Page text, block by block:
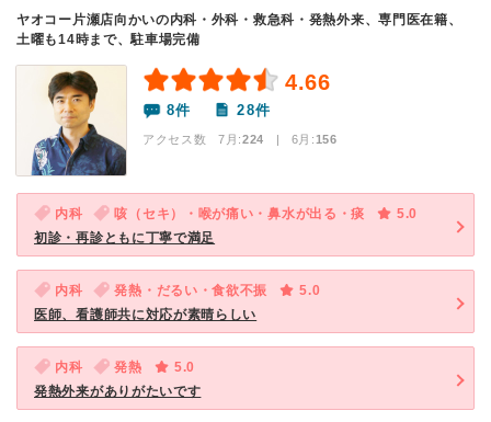
ヤオコー片瀬店向かいの内科・外科・救急科・発熱外来、専門医在籍、
土曜も14時まで、駐車場完備
4.66
8件 28件
アクセス数 7月:224 | 6月:156
内科 咳（セキ）・喉が痛い・鼻水が出る・痰
5.0
初診・再診ともに丁寧で満足
内科 発熱・だるい・食欲不振
5.0
医師、看護師共に対応が素晴らしい
内科 発熱
5.0
発熱外来がありがたいです